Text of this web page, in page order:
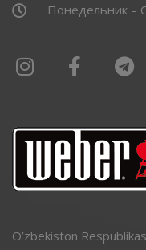
Понедельник –
O’zbekiston